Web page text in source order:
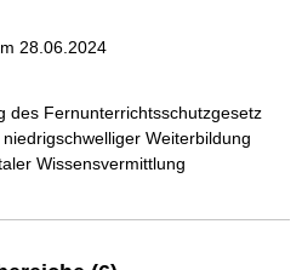
28.06.2024
des Fernunterrichtsschutzgesetz
Weiterbildung
Wissensvermittlung